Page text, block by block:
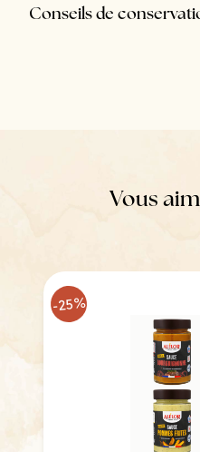
Conseils de
Vous
-25%